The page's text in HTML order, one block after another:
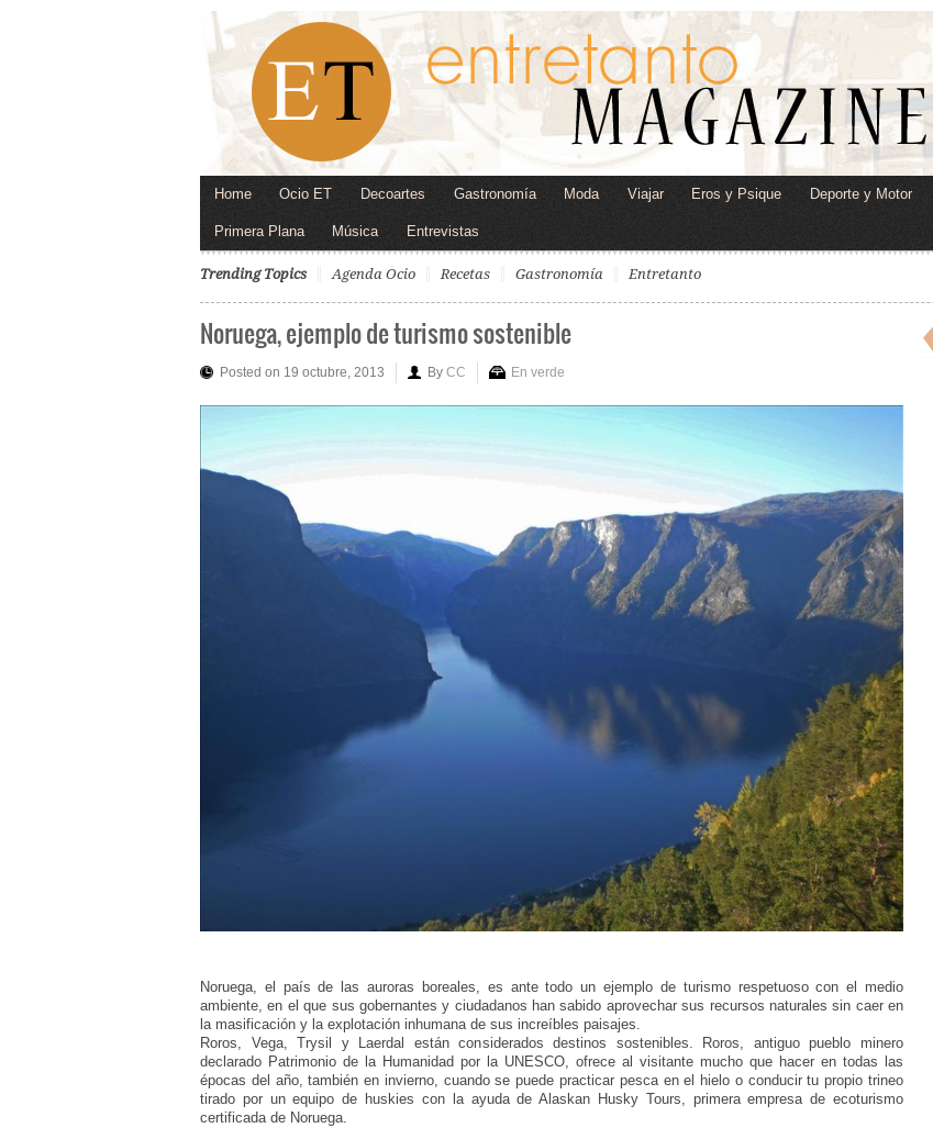
Home Ocio ET Decoartes Gastronomía Moda Viajar Eros y Psique Deporte y Motor
Primera Plana Música Entrevistas
Trending Topics Agenda Ocio Recetas Gastronomía Entretanto
Noruega, ejemplo de turismo sostenible
Posted on 19 octubre, 2013 By CC En verde
Noruega, el país de las auroras boreales, es ante todo un ejemplo de turismo respetuoso con el medio
ambiente, en el que sus gobernantes y ciudadanos han sabido aprovechar sus recursos naturales sin caer en
la masificación y la explotación inhumana de sus increíbles paisajes.
Roros, Vega, Trysil y Laerdal están considerados destinos sostenibles. Roros, antiguo pueblo minero
declarado Patrimonio de la Humanidad por la UNESCO, ofrece al visitante mucho que hacer en todas las
épocas del año, también en invierno, cuando se puede practicar pesca en el hielo o conducir tu propio trineo
tirado por un equipo de huskies con la ayuda de Alaskan Husky Tours, primera empresa de ecoturismo
certificada de Noruega.